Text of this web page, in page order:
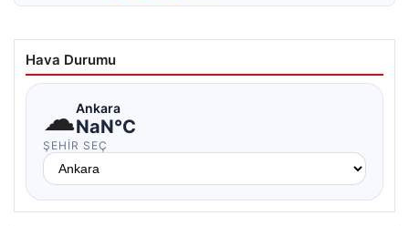
Hava Durumu
☁Ankara
NaN°C
ŞEHIR SEÇ